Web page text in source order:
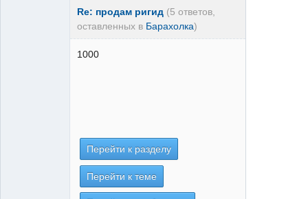
Re: продам ригид (5 ответов,
оставленных в Барахолка)
1000
Перейти к разделу
Перейти к теме